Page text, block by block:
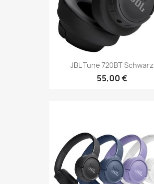
JBL Tune 720BT Schwarz
55,00 €